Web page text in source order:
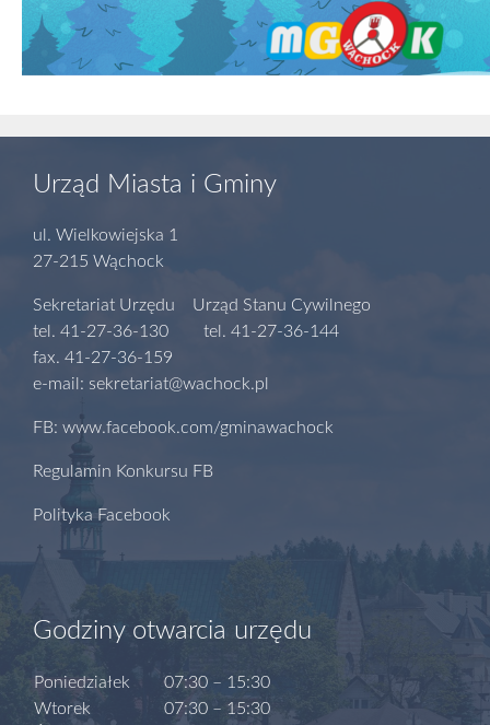
Urząd Miasta i Gminy
ul. Wielkowiejska 1
27-215 Wąchock
Sekretariat Urzędu Urząd Stanu Cywilnego
tel. 41-27-36-130 tel. 41-27-36-144
fax. 41-27-36-159
e-mail: sekretariat@wachock.pl
FB: www.facebook.com/gminawachock
Regulamin Konkursu FB
Polityka Facebook
Godziny otwarcia urzędu
Poniedziałek
Wtorek
07:30 – 15:30
07:30 – 15:30